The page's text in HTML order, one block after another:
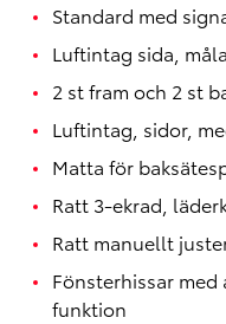
Standard med
Luftintag sida,
2 st fram och 2 st
Luftintag, sidor,
Matta för
Ratt 3-ekrad,
Ratt manuellt
Fönsterhissar
funktion